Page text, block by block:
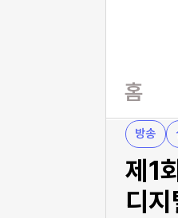
홈
방송
제1
디